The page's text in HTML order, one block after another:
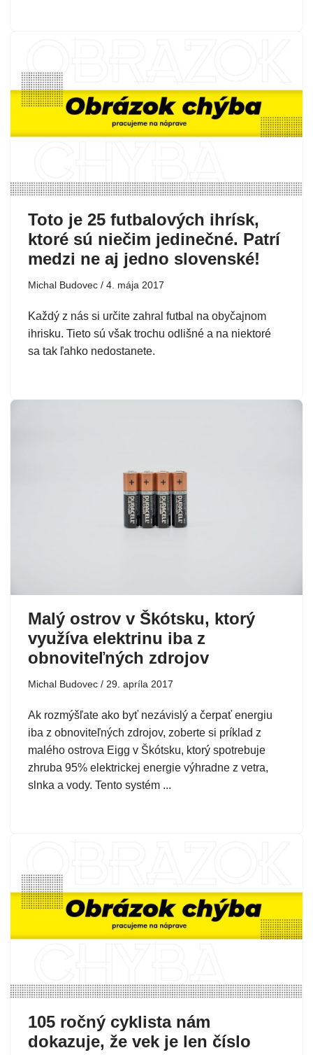
Toto je 25 futbalových ihrísk,
ktoré sú niečim jedinečné. Patrí
medzi ne aj jedno slovenské!
Michal Budovec 4. mája 2017
Každý z nás si určite zahral futbal na obyčajnom
ihrisku. Tieto sú však trochu odlišné a na niektoré
sa tak ľahko nedostanete.
Malý ostrov v Škótsku, ktorý
využíva elektrinu iba z
obnoviteľných zdrojov
Michal Budovec 29. apríla 2017
Ak rozmýšľate ako byť nezávislý a čerpať energiu
iba z obnoviteľných zdrojov, zoberte si príklad z
malého ostrova Eigg v Škótsku, ktorý spotrebuje
zhruba 95% elektrickej energie výhradne z vetra,
slnka a vody. Tento systém ...
105 ročný cyklista nám
dokazuje, že vek je len číslo